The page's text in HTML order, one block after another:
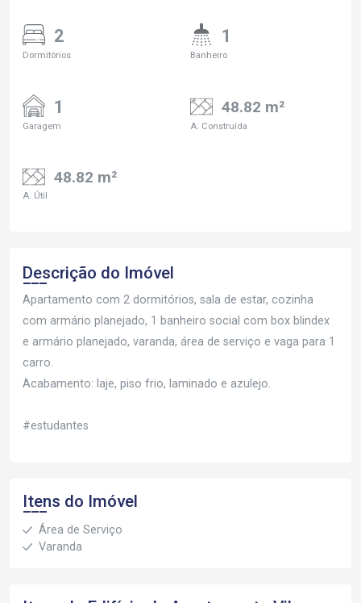
2
Dormitórios
1
Banheiro
1
Garagem
48.82 m²
A. Construída
48.82 m²
A. Útil
Descrição do Imóvel
Apartamento com 2 dormitórios, sala de estar, cozinha
com armário planejado, 1 banheiro social com box blindex
e armário planejado, varanda, área de serviço e vaga para 1
carro.
Acabamento: laje, piso frio, laminado e azulejo.
#estudantes
Itens do Imóvel
Área de Serviço
Varanda